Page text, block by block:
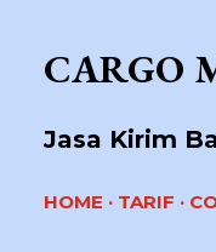
CARGO
Jasa Kirim
HOME TARIF